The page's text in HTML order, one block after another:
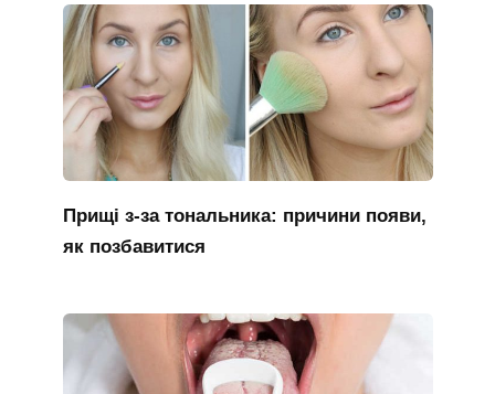
Прищі з-за тональника: причини появи,
як позбавитися